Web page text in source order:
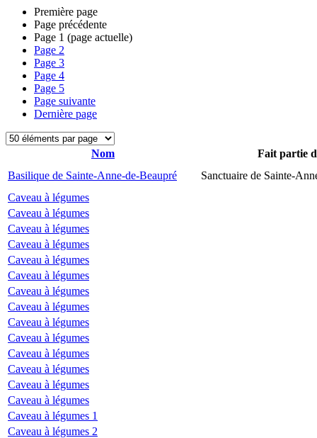
Première page
Page précédente
Page 1 (page actuelle)
Page 2
Page 3
Page 4
Page 5
Page suivante
Dernière page
Nom
Fait partie
Basilique de Sainte-Anne-de-Beaupré
Sanctuaire de Sainte-
Caveau à légumes
Caveau à légumes
Caveau à légumes
Caveau à légumes
Caveau à légumes
Caveau à légumes
Caveau à légumes
Caveau à légumes
Caveau à légumes
Caveau à légumes
Caveau à légumes
Caveau à légumes
Caveau à légumes
Caveau à légumes
Caveau à légumes 1
Caveau à légumes 2